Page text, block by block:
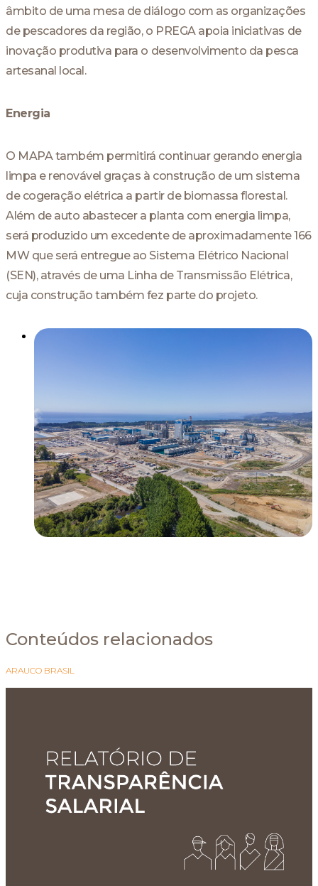
âmbito de uma mesa de diálogo com as organizações
de pescadores da região, o PREGA apoia iniciativas de
inovação produtiva para o desenvolvimento da pesca
artesanal local.
Energia
O MAPA também permitirá continuar gerando energia
limpa e renovável graças à construção de um sistema
de cogeração elétrica a partir de biomassa florestal.
Além de auto abastecer a planta com energia limpa,
será produzido um excedente de aproximadamente 166
MW que será entregue ao Sistema Elétrico Nacional
(SEN), através de uma Linha de Transmissão Elétrica,
cuja construção também fez parte do projeto.
Conteúdos relacionados
ARAUCO BRASIL